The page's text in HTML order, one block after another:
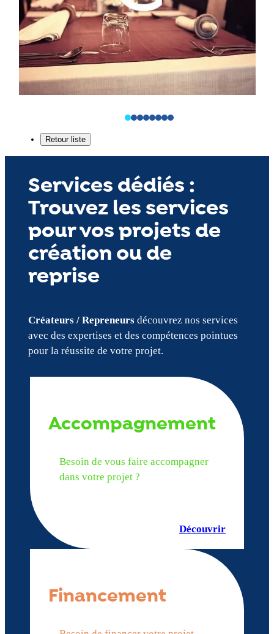
Services dédiés :
Trouvez les services
pour vos projets de
création ou de
reprise
Créateurs / Repreneursdécouvrez nos services
avec des expertises et des compétences pointues
pour la réussite de votre projet.
Accompagnement
Besoin de vous faire accompagner
dans votre projet ?
Découvrir
Financement